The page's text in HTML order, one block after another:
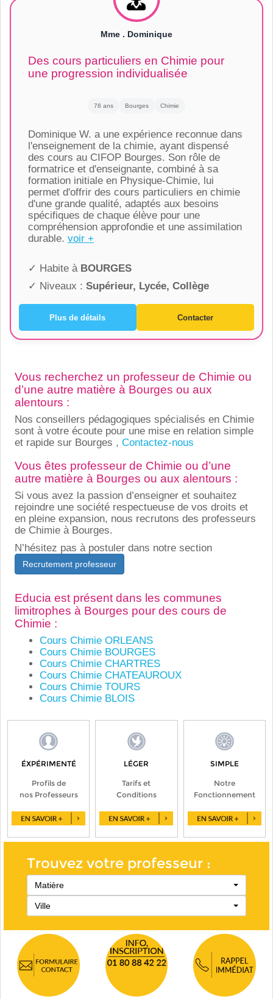
Mme . Dominique
Des cours particuliers en Chimie pour
une progression individualisée
78 ans Bourges Chimie
Dominique W. a une expérience reconnue dans
l'enseignement de la chimie, ayant dispensé
des cours au CIFOP Bourges. Son rôle de
formatrice et d'enseignante, combiné à sa
formation initiale en Physique-Chimie, lui
permet d'offrir des cours particuliers en chimie
d'une grande qualité, adaptés aux besoins
spécifiques de chaque élève pour une
compréhension approfondie et une assimilation
durable. voir +
✓ Habite à BOURGES
✓ Niveaux : Supérieur, Lycée, Collège
Plus de détails Contacter
Vous recherchez un professeur de Chimie ou
d’une autre matière à Bourges ou aux
alentours :
Nos conseillers pédagogiques spécialisés en Chimie
sont à votre écoute pour une mise en relation simple
et rapide sur Bourges , Contactez-nous
Vous êtes professeur de Chimie ou d’une
autre matière à Bourges ou aux alentours :
Si vous avez la passion d’enseigner et souhaitez
rejoindre une société respectueuse de vos droits et
en pleine expansion, nous recrutons des professeurs
de Chimie à Bourges.
N’hésitez pas à postuler dans notre section
Recrutement professeur
Educia est présent dans les communes
limitrophes à Bourges pour des cours de
Chimie :
Cours Chimie ORLEANS
Cours Chimie BOURGES
Cours Chimie CHARTRES
Cours Chimie CHATEAUROUX
Cours Chimie TOURS
Cours Chimie BLOIS
ÉXPÉRIMENTÉ
Profils de
nos Professeurs
LÉGER
Tarifs et
Conditions
SIMPLE
Notre
Fonctionnement
Trouvez votre professeur :
Matière
Ville